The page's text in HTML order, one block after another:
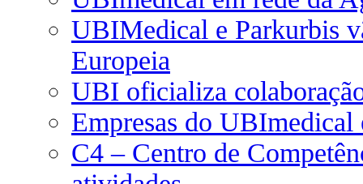
UBIMedical e Parkurbis
Europeia
UBI oficializa
Empresas do UBImedical
C4 – Centro de